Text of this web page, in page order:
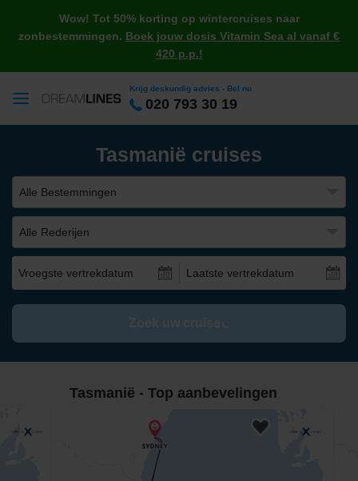
Wow! Tot 50% korting op wintercruises naar
zonbestemmingen. Boek jouw dosis Vitamin Sea al vanaf €
420 p.p.!
Krijg deskundig advies - Bel nu
020 793 30 19
Tasmanië cruises
Alle Bestemmingen
Alle Rederijen
Vroegste vertrekdatum Laatste vertrekdatum
Tasmanië - Top aanbevelingen